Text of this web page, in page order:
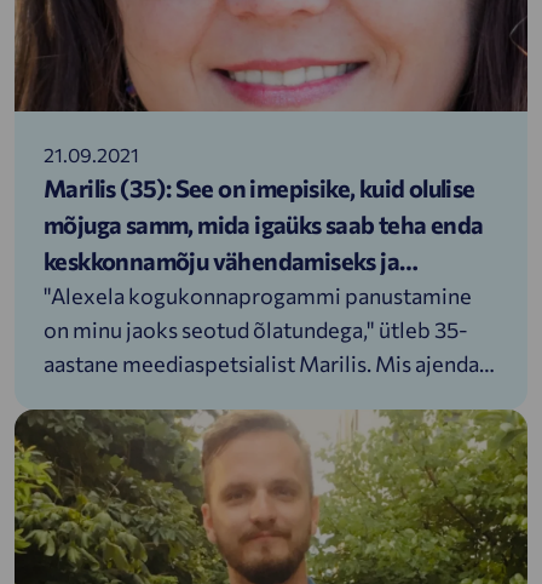
21.09.2021
Marilis (35): See on imepisike, kuid olulise
mõjuga samm, mida igaüks saab teha enda
keskkonnamõju vähendamiseks ja
loodusele tagasi andmiseks
"Alexela kogukonnaprogammi panustamine
on minu jaoks seotud õlatundega," ütleb 35-
aastane meediaspetsialist Marilis. Mis ajendas
on see seotud õlatundega, saadki allolevalt
lugeda.